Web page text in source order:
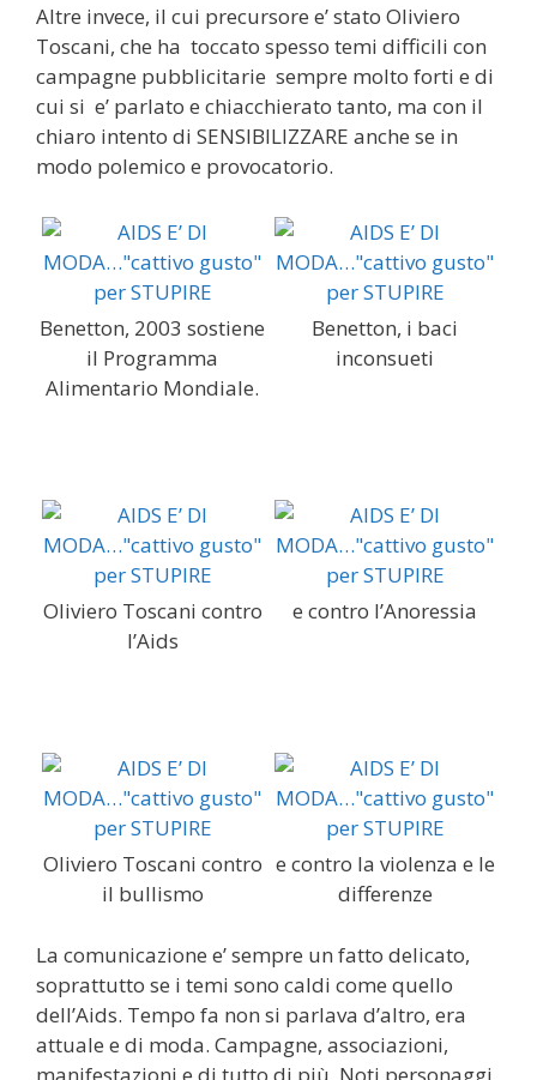
Altre invece, il cui precursore e’ stato Oliviero
Toscani, che ha toccato spesso temi difficili con
campagne pubblicitarie sempre molto forti e di
cui si e’ parlato e chiacchierato tanto, ma con il
chiaro intento di SENSIBILIZZARE anche se in
modo polemico e provocatorio.
Benetton, 2003 sostiene
il Programma
Alimentario Mondiale.
Benetton, i baci
inconsueti
Oliviero Toscani contro
l’Aids
e contro l’Anoressia
Oliviero Toscani contro
il bullismo
e contro la violenza e le
differenze
La comunicazione e’ sempre un fatto delicato,
soprattutto se i temi sono caldi come quello
dell’Aids. Tempo fa non si parlava d’altro, era
attuale e di moda. Campagne, associazioni,
manifestazioni e di tutto di più. Noti personaggi